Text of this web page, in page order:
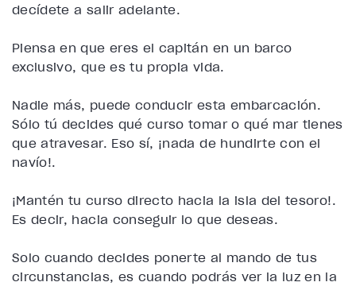
decídete a salir adelante.
Piensa en que eres el capitán en un barco
exclusivo, que es tu propia vida.
Nadie más, puede conducir esta embarcación.
Sólo tú decides qué curso tomar o qué mar tienes
que atravesar. Eso sí, ¡nada de hundirte con el
navío!.
¡Mantén tu curso directo hacia la isla del tesoro!.
Es decir, hacia conseguir lo que deseas.
Solo cuando decides ponerte al mando de tus
circunstancias, es cuando podrás ver la luz en la